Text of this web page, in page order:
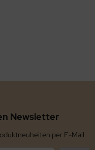
Newsletter
per E-Mail